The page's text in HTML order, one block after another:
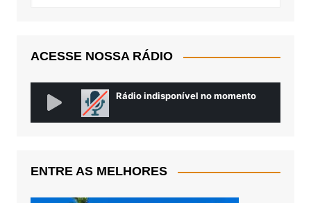
ACESSE NOSSA RÁDIO
ENTRE AS MELHORES